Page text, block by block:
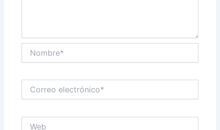
electrónico*